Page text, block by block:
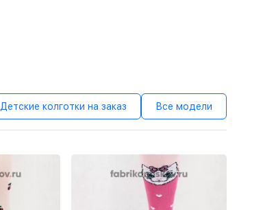
Детские колготки на заказ Все модели